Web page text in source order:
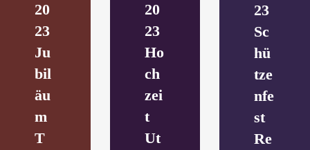
20
23
Ju
bil
äu
m
T
20
23
Ho
ch
zei
t
Ut
23
Sc
hü
tze
nfe
st
Re